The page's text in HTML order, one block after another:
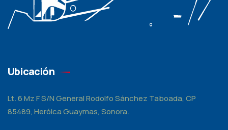
Ubicación
Lt. 6 Mz F S/N General Rodolfo Sánchez Taboada, CP
85489, Heróica Guaymas, Sonora.